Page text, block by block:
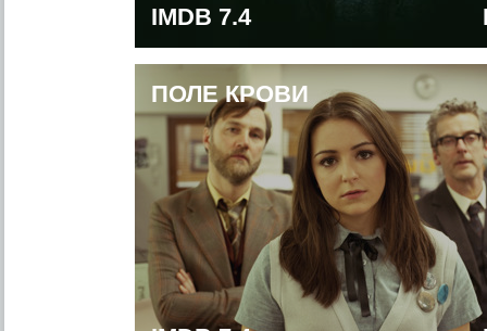
IMDB 7.4
ПОЛЕ КРОВИ